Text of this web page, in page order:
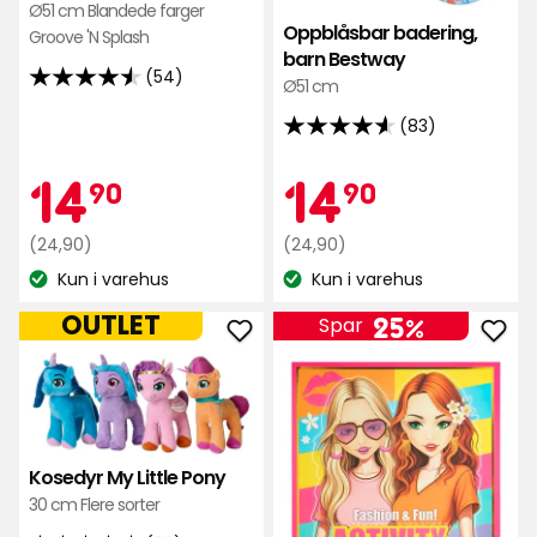
Ø51 cm Blandede farger
Groove 'N Splash
(54)
4.5
stjerner,
basert
på
54
anmeldelser
1490
kr
Opprinnelig
pris
24,90
kr
(24,90)
Lagerbalanse:
Kun i varehus
Oppblåsbar badering,
barn Bestway
Ø51 cm
(83)
4.6
5
stjerner,
basert
på
83
anmeldelser
1490
kr
Opprinnelig
pris
24,90
kr
(24,90)
Lagerbalanse:
Kun i varehus
Kosedyr My Little Pony
30 cm Flere sorter
OUTLET
Legg
Kosedyr
My
Little
Spar 25%
til
i